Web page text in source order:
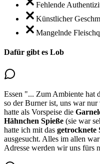
Fehlende
Künstlicher
Mangelnde
Dafür gibt es Lob
Essen "... Zum Ambiente hat
so der Burner ist, uns war
hatte als Vorspeise die
Hähnchen Spieße (sie war
hatte ich mit das getrocknete
ausgesucht. Alles im allen war
Adresse werden wir uns fürs